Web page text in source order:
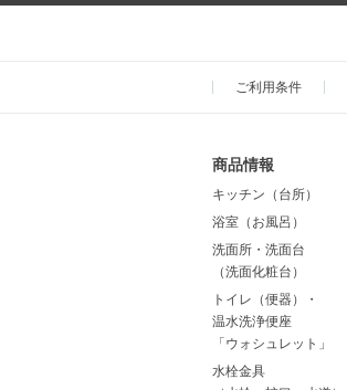
ご利用条件
商品情報
キッチン（台所）
浴室（お風呂）
洗面所・洗面台
（洗面化粧台）
トイレ（便器）・
温水洗浄便座
「ウォシュレット」
水栓金具